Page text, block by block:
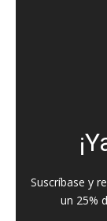
Suscríbase y
un 25%